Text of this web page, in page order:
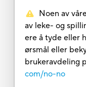
Noen av
av leke- og
ere å tyde eller
ørsmål eller
brukeravdeling
com/no-no